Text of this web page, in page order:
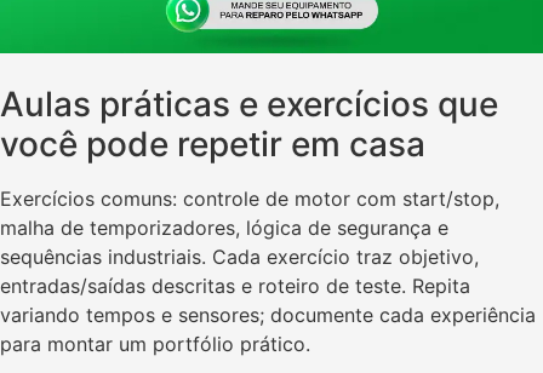
Aulas práticas e exercícios que
você pode repetir em casa
Exercícios comuns: controle de motor com start/stop,
malha de temporizadores, lógica de segurança e
sequências industriais. Cada exercício traz objetivo,
entradas/saídas descritas e roteiro de teste. Repita
variando tempos e sensores; documente cada experiência
para montar um portfólio prático.